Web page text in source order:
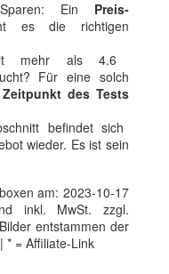
Ein Preis-
es die richtigen
mehr als 4.6
Für eine solch
Zeitpunkt des Tests
befindet sich
wieder. Es ist sein
am: 2023-10-17
inkl. MwSt. zzgl.
entstammen der
* = Affiliate-Link